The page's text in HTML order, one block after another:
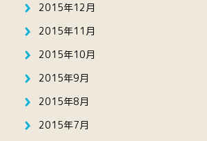
2015年12月
2015年11月
2015年10月
2015年9月
2015年8月
2015年7月